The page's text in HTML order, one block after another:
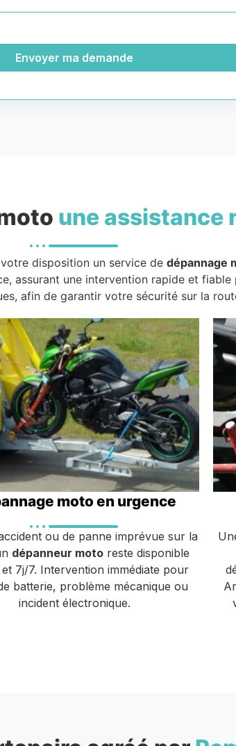
Envoyer ma demande
une assistance
disposition un service de dépannage
assurant une intervention rapide et fiable
afin de garantir votre sécurité sur la
moto en urgence
ou de panne imprévue sur la
dépanneur moto reste disponible
7j/7. Intervention immédiate pour
batterie, problème mécanique ou
incident électronique.